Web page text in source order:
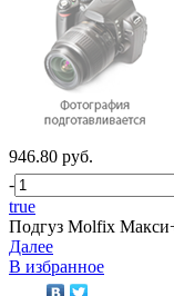
946.80 руб.
-
true
Подгуз Molfix
Далее
В избранное